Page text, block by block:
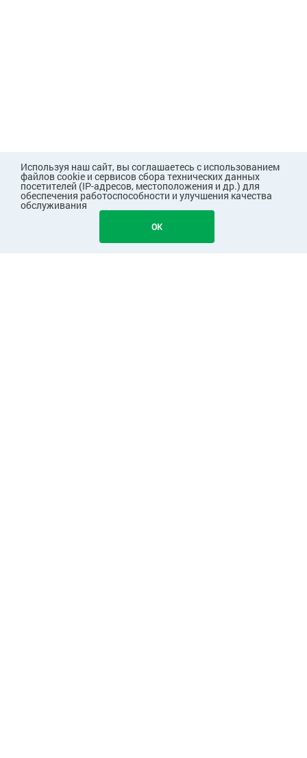
Используя наш сайт, вы соглашаетесь с использованием
файлов cookie и сервисов сбора технических данных
посетителей (IP-адресов, местоположения и др.) для
обеспечения работоспособности и улучшения качества
обслуживания
OK